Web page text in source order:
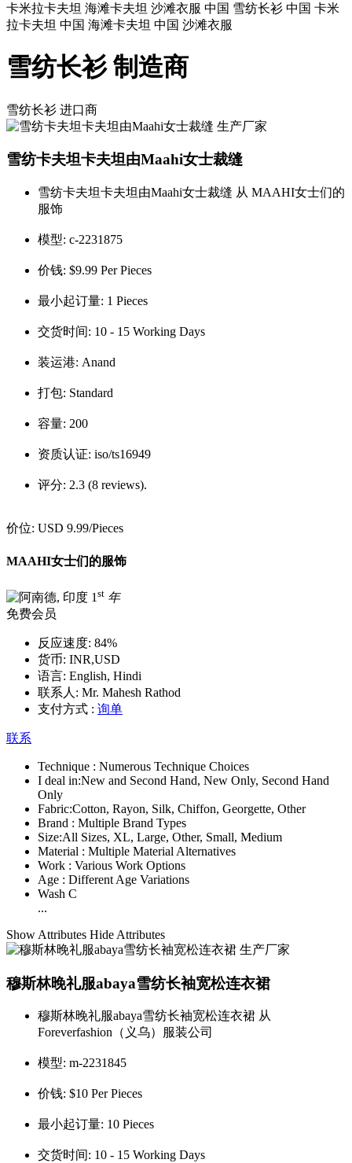
卡米拉卡夫坦 海滩卡夫坦 沙滩衣服 中国 雪纺长衫 中国 卡米
拉卡夫坦 中国 海滩卡夫坦 中国 沙滩衣服
雪纺长衫 制造商
雪纺长衫 进口商
雪纺卡夫坦卡夫坦由Maahi女士裁缝
雪纺卡夫坦卡夫坦由Maahi女士裁缝 从 MAAHI女士们的
服饰
模型: c-2231875
价钱: $9.99 Per Pieces
最小起订量: 1 Pieces
交货时间: 10 - 15 Working Days
装运港: Anand
打包: Standard
容量: 200
资质认证: iso/ts16949
评分: 2.3 (8 reviews).
价位: USD 9.99/Pieces
MAAHI女士们的服饰
1 st 年
免费会员
反应速度: 84%
货币: INR,USD
语言: English, Hindi
联系人: Mr. Mahesh Rathod
支付方式 : 询单
联系
Technique : Numerous Technique Choices
I deal in:New and Second Hand, New Only, Second Hand
Only
Fabric:Cotton, Rayon, Silk, Chiffon, Georgette, Other
Brand : Multiple Brand Types
Size:All Sizes, XL, Large, Other, Small, Medium
Material : Multiple Material Alternatives
Work : Various Work Options
Age : Different Age Variations
Wash C
...
Show Attributes Hide Attributes
穆斯林晚礼服abaya雪纺长袖宽松连衣裙
穆斯林晚礼服abaya雪纺长袖宽松连衣裙 从
Foreverfashion（义乌）服装公司
模型: m-2231845
价钱: $10 Per Pieces
最小起订量: 10 Pieces
交货时间: 10 - 15 Working Days